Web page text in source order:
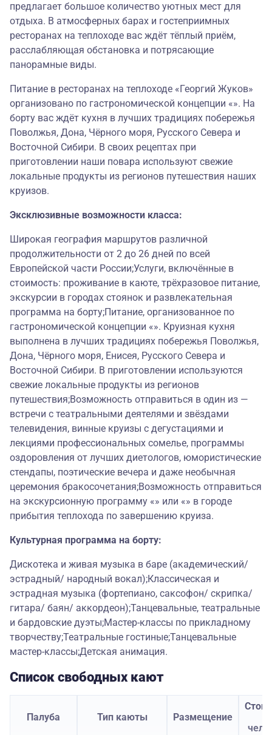
предлагает большое количество уютных мест для
отдыха. В атмосферных барах и гостеприимных
ресторанах на теплоходе вас ждёт тёплый приём,
расслабляющая обстановка и потрясающие
панорамные виды.
Питание в ресторанах на теплоходе «Георгий Жуков»
организовано по гастрономической концепции «». На
борту вас ждёт кухня в лучших традициях побережья
Поволжья, Дона, Чёрного моря, Русского Севера и
Восточной Сибири. В своих рецептах при
приготовлении наши повара используют свежие
локальные продукты из регионов путешествия наших
круизов.
Эксклюзивные возможности класса:
Широкая география маршрутов различной
продолжительности от 2 до 26 дней по всей
Европейской части России;Услуги, включённые в
стоимость: проживание в каюте, трёхразовое питание,
экскурсии в городах стоянок и развлекательная
программа на борту;Питание, организованное по
гастрономической концепции «». Круизная кухня
выполнена в лучших традициях побережья Поволжья,
Дона, Чёрного моря, Енисея, Русского Севера и
Восточной Сибири. В приготовлении используются
свежие локальные продукты из регионов
путешествия;Возможность отправиться в один из —
встречи с театральными деятелями и звёздами
телевидения, винные круизы с дегустациями и
лекциями профессиональных сомелье, программы
оздоровления от лучших диетологов, юмористические
стендапы, поэтические вечера и даже необычная
церемония бракосочетания;Возможность отправиться
на экскурсионную программу «» или «» в городе
прибытия теплохода по завершению круиза.
Культурная программа на борту:
Дискотека и живая музыка в баре (академический/
эстрадный/ народный вокал);Классическая и
эстрадная музыка (фортепиано, саксофон/ скрипка/
гитара/ баян/ аккордеон);Танцевальные, театральные
и бардовские дуэты;Мастер-классы по прикладному
творчеству;Театральные гостиные;Танцевальные
мастер-классы;Детская анимация.
Список свободных кают
Палуба Тип каюты Размещение